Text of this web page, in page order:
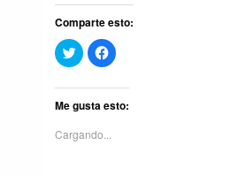
Comparte esto:
Haz
clic
para
en
Twitter
(Se
en
una
Haz
clic
en
Facebook
(Se
en
Me gusta esto:
Cargando...